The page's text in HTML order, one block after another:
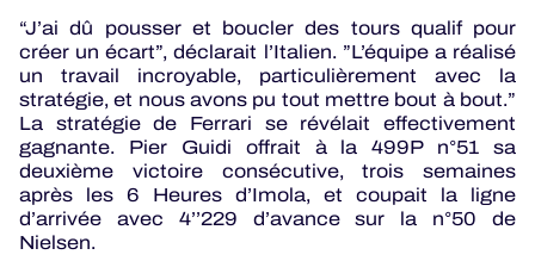
“J’ai dû pousser et boucler des tours qualif pour
créer un écart”, déclarait l’Italien. ”L’équipe a réalisé
un travail incroyable, particulièrement avec la
stratégie, et nous avons pu tout mettre bout à bout.”
La stratégie de Ferrari se révélait effectivement
gagnante. Pier Guidi offrait à la 499P n°51 sa
deuxième victoire consécutive, trois semaines
après les 6 Heures d’Imola, et coupait la ligne
d’arrivée avec 4’’229 d’avance sur la n°50 de
Nielsen.